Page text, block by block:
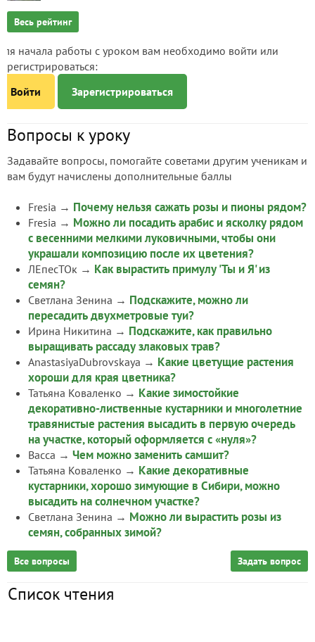
Весь рейтинг
начала работы с уроком вам необходимо войти или
Войти
Зарегистрироваться
Вопросы к уроку
Задавайте вопросы, помогайте советами другим ученикам и
вам будут начислены дополнительные баллы
Fresia → Почему нельзя сажать розы и пионы рядом?
Fresia → Можно ли посадить арабис и ясколку рядом
с весенними мелкими луковичными, чтобы они
украшали композицию после их цветения?
ЛЕпесТОк → Как вырастить примулу 'Ты и Я' из
семян?
Светлана Зенина → Подскажите, можно ли
пересадить двухметровые туи?
Ирина Никитина → Подскажите, как правильно
выращивать рассаду злаковых трав?
AnastasiyaDubrovskaya → Какие цветущие растения
хороши для края цветника?
Татьяна Коваленко → Какие зимостойкие
декоративно-лиственные кустарники и многолетние
травянистые растения высадить в первую очередь
на участке, который оформляется с «нуля»?
Васса → Чем можно заменить самшит?
Татьяна Коваленко → Какие декоративные
кустарники, хорошо зимующие в Сибири, можно
высадить на солнечном участке?
Светлана Зенина → Можно ли вырастить розы из
семян, собранных зимой?
Все вопросы Задать вопрос
Список чтения